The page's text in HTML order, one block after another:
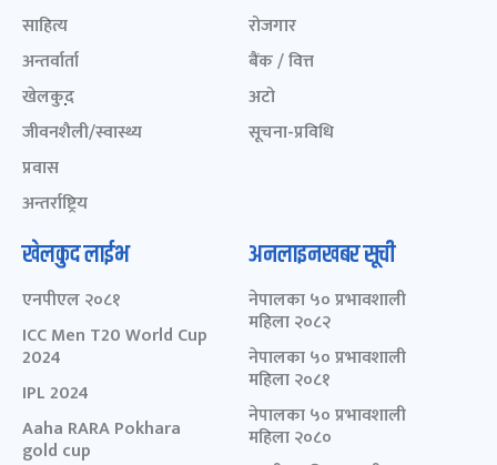
साहित्य
अन्तर्वार्ता
खेलकुद़़
जीवनशैली/स्वास्थ्य
प्रवास
अन्तर्राष्ट्रिय
रोजगार
बैंक / वित्त
अटो
सूचना-प्रविधि
खेलकुद लाईभ
एनपीएल २०८१
ICC Men T20 World Cup
2024
IPL 2024
Aaha RARA Pokhara
gold cup
अनलाइनखबर सूची
नेपालका ५० प्रभावशाली
महिला २०८२
नेपालका ५० प्रभावशाली
महिला २०८१
नेपालका ५० प्रभावशाली
महिला २०८०